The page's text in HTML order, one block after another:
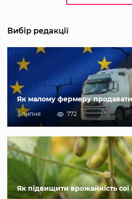
Вибір редакції
Як малому фермеру
3 липня 772
Як підвищити врожайність сої